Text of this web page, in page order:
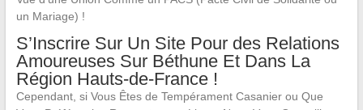
un Mariage) !
S’Inscrire Sur Un Site Pour des Relations
Amoureuses Sur Béthune Et Dans La
Région Hauts-de-France !
Cependant, si Vous Êtes de Tempérament Casanier ou Que